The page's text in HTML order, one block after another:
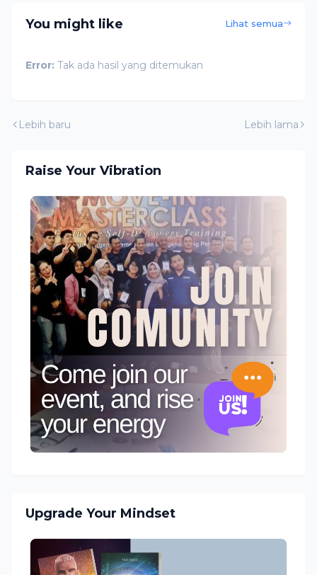
You might like Lihat semua
Error: Tak ada hasil yang ditemukan
Lebih baru Lebih lama
Raise Your Vibration
Upgrade Your Mindset